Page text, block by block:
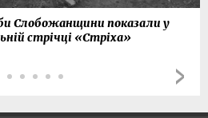
Слобожанщини показали у
стрічці «Стріха»